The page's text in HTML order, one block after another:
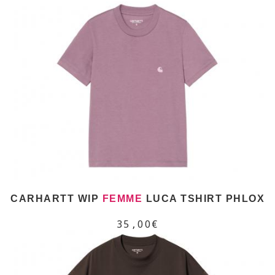
CARHARTT WIP FEMME LUCA TSHIRT PHLOX
35,00€